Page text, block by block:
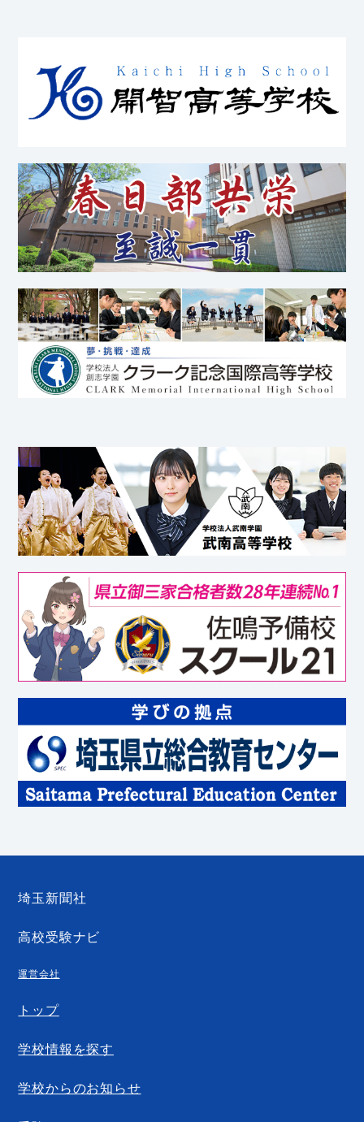
埼玉新聞社
高校受験ナビ
運営会社
トップ
学校情報を探す
学校からのお知らせ